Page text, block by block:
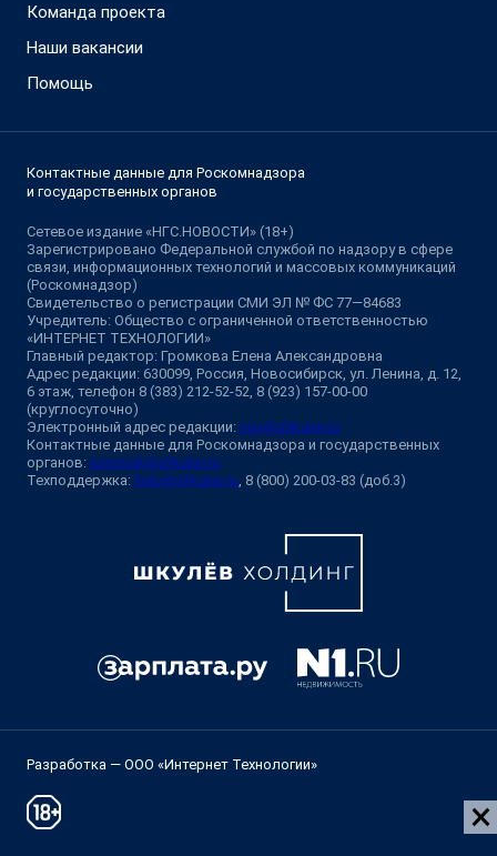
Команда проекта
Наши вакансии
Помощь
Контактные данные для Роскомнадзора
и государственных органов
Сетевое издание «НГС.НОВОСТИ» (18+)
Зарегистрировано Федеральной службой по надзору в сфере
связи, информационных технологий и массовых коммуникаций
(Роскомнадзор)
Свидетельство о регистрации СМИ ЭЛ № ФС 77—84683
Учредитель: Общество с ограниченной ответственностью
«ИНТЕРНЕТ ТЕХНОЛОГИИ»
Главный редактор: Громкова Елена Александровна
Адрес редакции: 630099, Россия, Новосибирск, ул. Ленина, д. 12,
6 этаж, телефон 8 (383) 212-52-52, 8 (923) 157-00-00
(круглосуточно)
Электронный адрес редакции: ngs@shkulev.ru
Контактные данные для Роскомнадзора и государственных
органов: juristnsk@shkulev.ru
Техподдержка: help@shkulev.ru , 8 (800) 200-03-83 (доб.3)
Разработка — ООО «Интернет Технологии»